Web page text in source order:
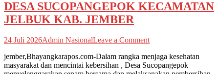
DESA SUCOPANGEPOK KECAMATAN
JELBUK KAB. JEMBER
24 Juli 2026Admin NasionalLeave a Commenton
SEHAT
&
jember,Bhayangkarapos.com-Dalam rangka menjaga kesehatan
masyarakat dan mencintai kebersihan , Desa Sucopangepok